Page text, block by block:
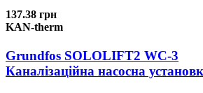
137.38 грн
KAN-therm
Grundfos SOLOLIFT2 WC-3
Каналізаційна насосна